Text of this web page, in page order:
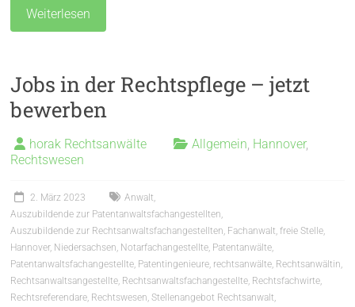
Weiterlesen
Jobs in der Rechtspflege – jetzt
bewerben
horak Rechtsanwälte Allgemein Hannover,
Rechtswesen
2. März 2023 Anwalt
Auszubildende zur Patentanwaltsfachangestellten
Auszubildende zur Rechtsanwaltsfachangestellten Fachanwalt ,freie Stelle
Hannover, Niedersachsen Notarfachangestellte Patentanwälte
Patentanwaltsfachangestellte Patentingenieure rechtsanwälte Rechtsanwältin
Rechtsanwaltsangestellte Rechtsanwaltsfachangestellte Rechtsfachwirte
Rechtsreferendare Rechtswesen ,Stellenangebot Rechtsanwalt